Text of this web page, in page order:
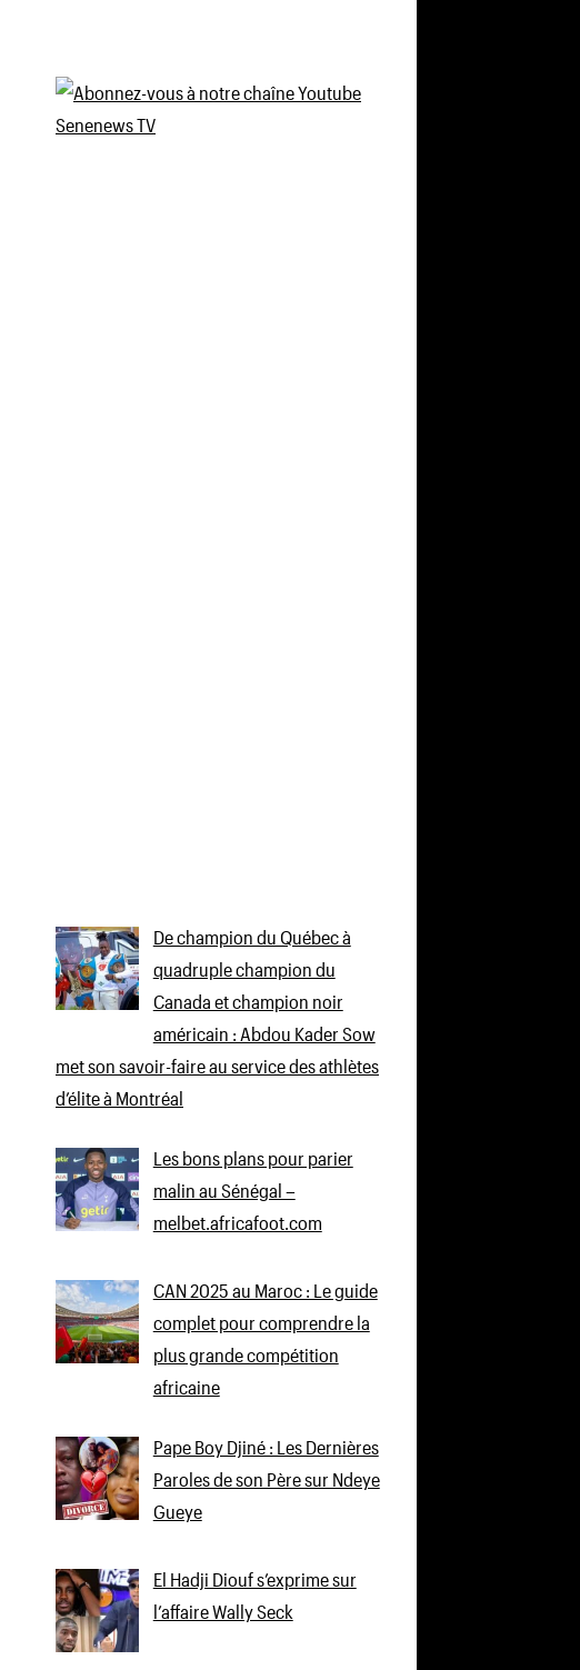
De champion du Québec à
quadruple champion du
Canada et champion noir
américain : Abdou Kader Sow
met son savoir-faire au service des athlètes
d’élite à Montréal
Les bons plans pour parier
malin au Sénégal –
melbet.africafoot.com
CAN 2025 au Maroc : Le guide
complet pour comprendre la
plus grande compétition
africaine
Pape Boy Djiné : Les Dernières
Paroles de son Père sur Ndeye
Gueye
El Hadji Diouf s’exprime sur
l’affaire Wally Seck